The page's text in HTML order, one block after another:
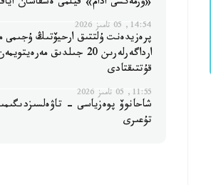
14:54, 05 تامىز 2026
پرەزيدەنت ۇلتتىق ارحيۆتىڭ ۇجىمى
ارداگەرلەرىن 20 جىلدىق
قۇتتىقتادى
11:55, 05 تامىز 2026
شاحانوۆ پوەزياسى -
تۇعىرى